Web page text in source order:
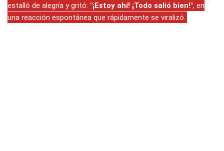
estalló de alegría y gritó: "¡Estoy ahí! ¡Todo salió bien!", en
una reacción espontánea que rápidamente se viralizó.